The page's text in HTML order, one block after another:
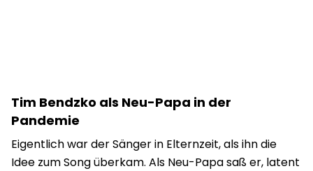
Tim Bendzko als Neu-Papa in der
Pandemie
Eigentlich war der Sänger in Elternzeit, als ihn die
Idee zum Song überkam. Als Neu-Papa saß er, latent